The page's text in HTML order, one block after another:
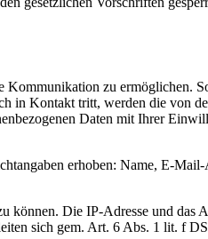
zu ermöglichen.
in Kontakt tritt, werden die von
Daten mit Ihrer
erhoben: Name, E-
Die IP-Adresse und das
sich gem. Art. 6 Abs. 1 lit. f